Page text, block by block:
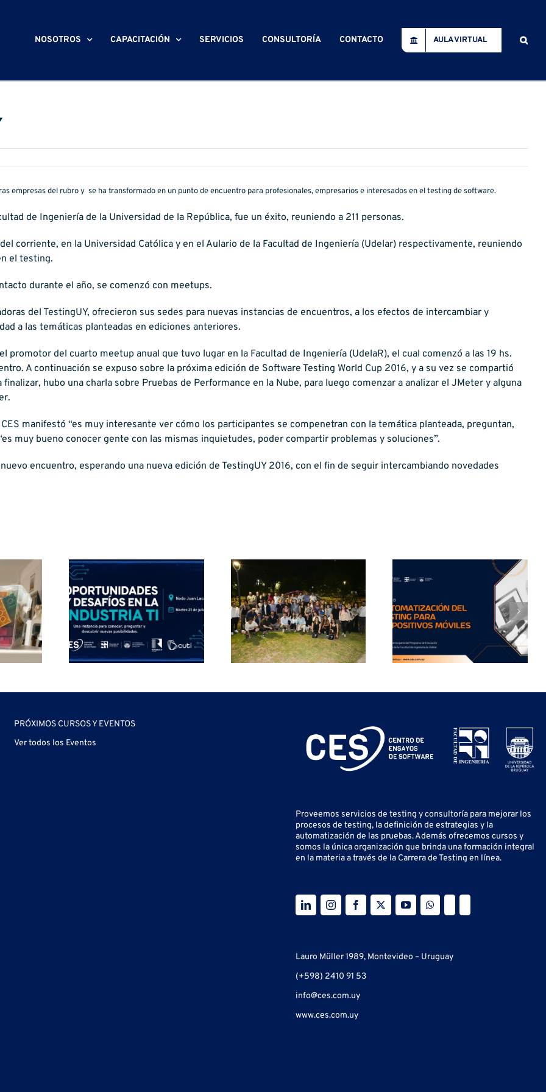
NOSOTROS CAPACITACIÓN SERVICIOS CONSULTORÍA CONTACTO AULA VIRTUAL
empresas del rubro y se ha transformado en un punto de encuentro para profesionales, empresarios e interesados en el testing de software.
de Ingeniería de la Universidad de la República, fue un éxito, reuniendo a 211 personas.
corriente, en la Universidad Católica y en el Aulario de la Facultad de Ingeniería (Udelar) respectivamente, reuniendo
el testing.
durante el año, se comenzó con meetups.
del TestingUY, ofrecieron sus sedes para nuevas instancias de encuentros, a los efectos de intercambiar y
a las temáticas planteadas en ediciones anteriores.
promotor del cuarto meetup anual que tuvo lugar en la Facultad de Ingeniería (UdelaR), el cual comenzó a las 19 hs.
A continuación se expuso sobre la próxima edición de Software Testing World Cup 2016, y a su vez se compartió
hubo una charla sobre Pruebas de Performance en la Nube, para luego comenzar a analizar el JMeter y alguna
manifestó “es muy interesante ver cómo los participantes se compenetran con la temática planteada, preguntan,
muy bueno conocer gente con las mismas inquietudes, poder compartir problemas y soluciones”.
encuentro, esperando una nueva edición de TestingUY 2016, con el fin de seguir intercambiando novedades
de
TI
22 años
impulsando la
calidad del
software
Automatización
del Testing en
Dispositivos
Móviles
PRÓXIMOS CURSOS Y EVENTOS
Ver todos los Eventos
Proveemos servicios de testing yconsultoría para mejorar los
procesos de testing, la definición de estrategias y la
automatización de las pruebas.Además ofrecemos cursos y
somos la única organización que brinda una formación integral
en la materia a través de la Carrera de Testing en línea.
Lauro Müller 1989, Montevideo – Uruguay
(+598) 2410 91 53
info@ces.com.uy
www.ces.com.uy